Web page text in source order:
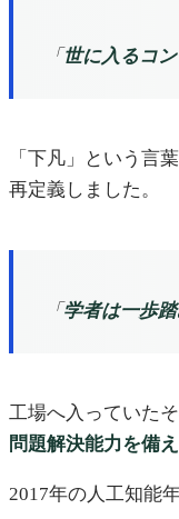
「 世に入るコ
「下凡」という言
再定義しました。
「 学者は一歩
工場へ入っていた
問題解決能力を備
2017年の人工知能